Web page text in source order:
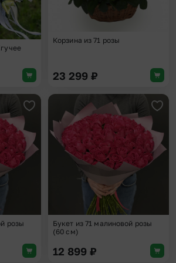
Корзина из 71 розы
23 299 ₽
Добавить в избранное
розы
Букет из 71 малиновой розы
(60 см)
12 899 ₽